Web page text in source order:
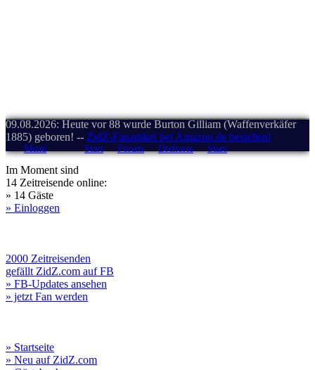
09.08.2026: Heute vor 88 wurde Burton Gilliam (Waffenverkäfer
1885) geboren! -- ZidZ-Fanartikel bei Amazon.de bestellen!
Menü Start Forum Drehorte Stars
Im Moment sind
14 Zeitreisende online:
» 14 Gäste
» Einloggen
2000 Zeitreisenden
gefällt ZidZ.com auf FB
» FB-Updates ansehen
» jetzt Fan werden
» Startseite
» Neu auf ZidZ.com